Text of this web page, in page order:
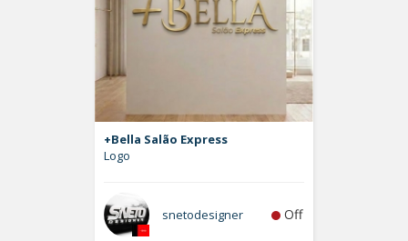
+Bella Salão Express
Logo
snetodesigner Off